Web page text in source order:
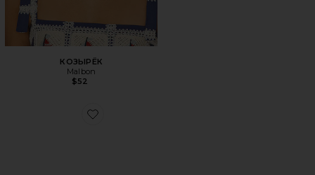
КОЗЫРЁК
Malbon
$52
Favorite СОЛНЦЕЗАЩИТНЫЕ ОЧКИ